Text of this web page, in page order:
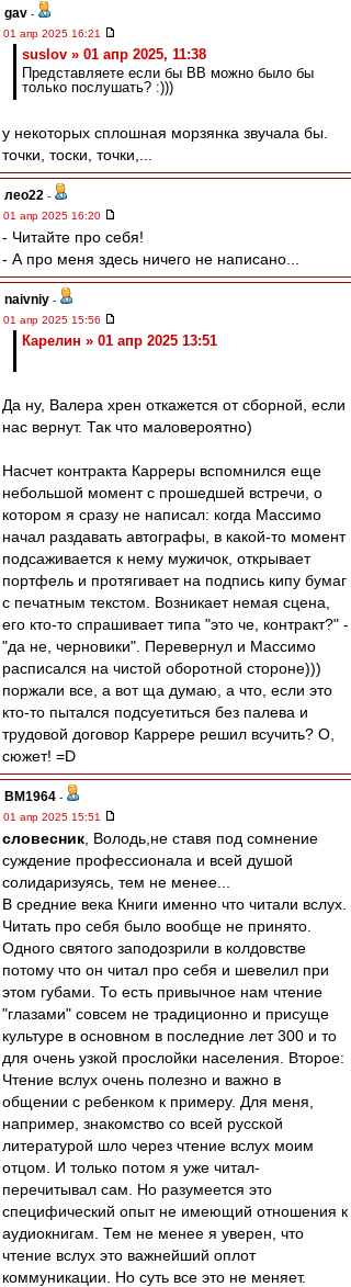
gav -
01 апр 2025 16:21
suslov » 01 апр 2025, 11:38
Представляете если бы ВВ можно было бы
только послушать? :)))
у некоторых сплошная морзянка звучала бы.
точки, тоски, точки,...
лео22 -
01 апр 2025 16:20
- Читайте про себя!
- А про меня здесь ничего не написано...
naivniy -
01 апр 2025 15:56
Карелин » 01 апр 2025 13:51
Да ну, Валера хрен откажется от сборной, если
нас вернут. Так что маловероятно)
Насчет контракта Карреры вспомнился еще
небольшой момент с прошедшей встречи, о
котором я сразу не написал: когда Массимо
начал раздавать автографы, в какой-то момент
подсаживается к нему мужичок, открывает
портфель и протягивает на подпись кипу бумаг
с печатным текстом. Возникает немая сцена,
его кто-то спрашивает типа "это че, контракт?" -
"да не, черновики". Перевернул и Массимо
расписался на чистой оборотной стороне)))
поржали все, а вот ща думаю, а что, если это
кто-то пытался подсуетиться без палева и
трудовой договор Каррере решил всучить? О,
сюжет! =D
BM1964 -
01 апр 2025 15:51
словесник , Володь,не ставя под сомнение
суждение профессионала и всей душой
солидаризуясь, тем не менее...
В средние века Книги именно что читали вслух.
Читать про себя было вообще не принято.
Одного святого заподозрили в колдовстве
потому что он читал про себя и шевелил при
этом губами. То есть привычное нам чтение
"глазами" совсем не традиционно и присуще
культуре в основном в последние лет 300 и то
для очень узкой прослойки населения. Второе:
Чтение вслух очень полезно и важно в
общении с ребенком к примеру. Для меня,
например, знакомство со всей русской
литературой шло через чтение вслух моим
отцом. И только потом я уже читал-
перечитывал сам. Но разумеется это
специфический опыт не имеющий отношения к
аудиокнигам. Тем не менее я уверен, что
чтение вслух это важнейший оплот
коммуникации. Но суть все это не меняет.